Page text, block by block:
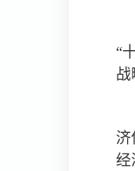
“
战
经